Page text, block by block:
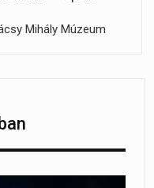
Mihály Múzeum